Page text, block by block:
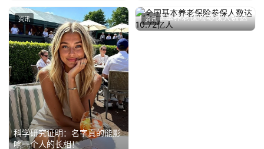
科学研究证明：名字真的能影
响一个人的长相！
资讯
全国基本养老保险参保人数达
10.72亿人
2025年9月26日
资讯